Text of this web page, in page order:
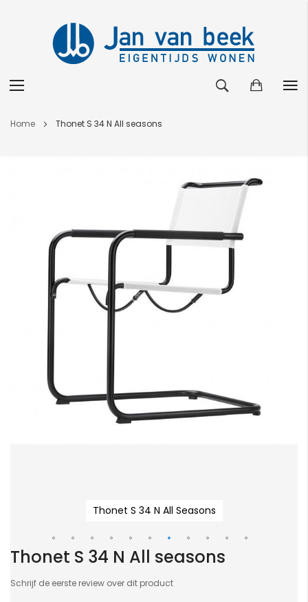
Ga
Home Thonet S 34 N All seasons
afbeeldingen-
Thonet S 34 N All Seasons
Ga
het
Thonet S 34 N All seasons
Schrijf de eerste review over dit product